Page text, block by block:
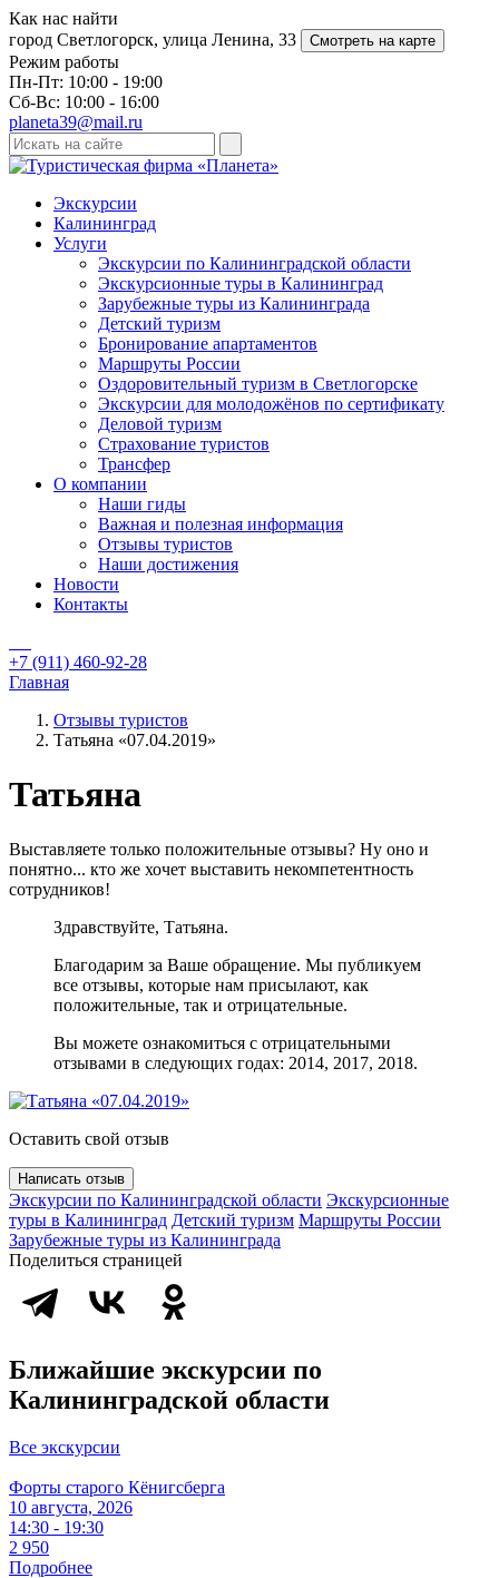
Как нас найти
город Светлогорск, улица Ленина, 33
Смотреть на карте
Режим работы
Пн-Пт: 10:00 - 19:00
Сб-Вс: 10:00 - 16:00
planeta39@mail.ru
Экскурсии
Калининград
Услуги
Экскурсии по Калининградской области
Экскурсионные туры в Калининград
Зарубежные туры из Калининграда
Детский туризм
Бронирование апартаментов
Маршруты России
Оздоровительный туризм в Cветлогорске
Экскурсии для молодожёнов по сертификату
Деловой туризм
Страхование туристов
Трансфер
О компании
Наши гиды
Важная и полезная информация
Отзывы туристов
Наши достижения
Новости
Контакты
+7 (911) 460-92-28
Главная
Отзывы туристов
Татьяна «07.04.2019»
Татьяна
Выставляете только положительные отзывы? Ну оно и
понятно... кто же хочет выставить некомпетентность
сотрудников!
Здравствуйте, Татьяна.
Благодарим за Ваше обращение. Мы публикуем
все отзывы, которые нам присылают, как
положительные, так и отрицательные.
Вы можете ознакомиться с отрицательными
отзывами в следующих годах: 2014, 2017, 2018.
Оставить свой отзыв
Написать отзыв
Экскурсии по Калининградской области Экскурсионные
туры в Калининград Детский туризм Маршруты России
Зарубежные туры из Калининграда
Поделиться страницей
Ближайшие экскурсии по
Калининградской области
Все экскурсии
Форты старого Кёнигсберга
10 августа, 2026
14:30 - 19:30
2 950
Подробнее